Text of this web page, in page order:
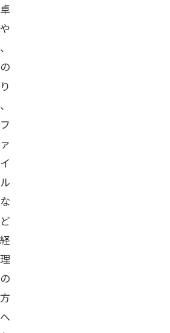
卓
や
、
の
り
、
フ
ァ
イ
ル
な
ど
経
理
の
方
へ